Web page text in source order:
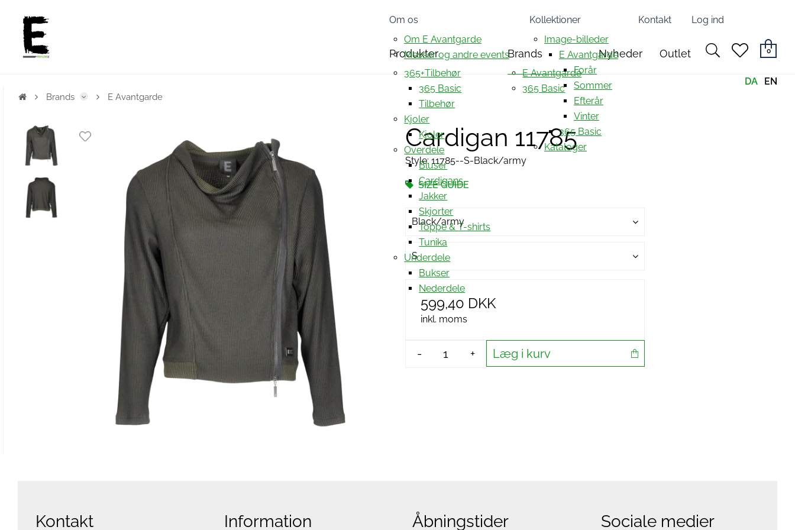
Produkter
365+Tilbehør
365 Basic
Tilbehør
Kjoler
Kjoler
Overdele
Bluser
Cardigans
Jakker
Skjorter
Toppe & T-shirts
Tunika
Underdele
Bukser
Nederdele
Brands
E Avantgarde
365 Basic
Nyheder Outlet
searchheart
0
Om os
Om E Avantgarde
Messer og andre events
Kollektioner
Image-billeder
E Avantgarde
Forår
Sommer
Efterår
Vinter
365 Basic
Kataloger
Kontakt Log ind
DA EN
Brands E Avantgarde
Cardigan 11785
Style: 11785--S-Black/army
SIZE GUIDE
Black/army
S
599,40 DKK
inkl. moms
- + Læg i kurv
Kontakt Information Åbningstider Sociale medier